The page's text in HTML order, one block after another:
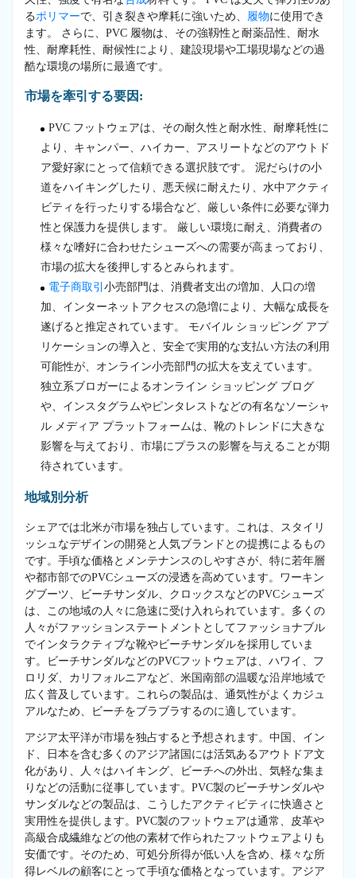
る ポリマーで、引き裂きや摩耗に強いため、 履物に使用でき
ます。 さらに、PVC 履物は、その強靱性と耐薬品性、耐水
性、耐摩耗性、耐候性により、建設現場や工場現場などの過
酷な環境の場所に最適です。
市場を牽引する要因:
PVC フットウェアは、その耐久性と耐水性、耐摩耗性に
より、キャンパー、ハイカー、アスリートなどのアウトド
ア愛好家にとって信頼できる選択肢です。 泥だらけの小
道をハイキングしたり、悪天候に耐えたり、水中アクティ
ビティを行ったりする場合など、厳しい条件に必要な弾力
性と保護力を提供します。 厳しい環境に耐え、消費者の
様々な嗜好に合わせたシューズへの需要が高まっており、
市場の拡大を後押しするとみられます。
電子商取引 小売部門は、消費者支出の増加、人口の増
加、インターネットアクセスの急増により、大幅な成長を
遂げると推定されています。 モバイル ショッピング アプ
リケーションの導入と、安全で実用的な支払い方法の利用
可能性が、オンライン小売部門の拡大を支えています。
独立系ブロガーによるオンライン ショッピング ブログ
や、インスタグラムやピンタレストなどの有名なソーシャ
ル メディア プラットフォームは、靴のトレンドに大きな
影響を与えており、市場にプラスの影響を与えることが期
待されています。
地域別分析
シェアでは北米が市場を独占しています。これは、スタイリ
ッシュなデザインの開発と人気ブランドとの提携によるもの
です。手頃な価格とメンテナンスのしやすさが、特に若年層
や都市部でのPVCシューズの浸透を高めています。ワーキン
グブーツ、ビーチサンダル、クロックスなどのPVCシューズ
は、この地域の人々に急速に受け入れられています。多くの
人々がファッションステートメントとしてファッショナブル
でインタラクティブな靴やビーチサンダルを採用していま
す。ビーチサンダルなどのPVCフットウェアは、ハワイ、フ
ロリダ、カリフォルニアなど、米国南部の温暖な沿岸地域で
広く普及しています。これらの製品は、通気性がよくカジュ
アルなため、ビーチをブラブラするのに適しています。
アジア太平洋が市場を独占すると予想されます。中国、イン
ド、日本を含む多くのアジア諸国には活気あるアウトドア文
化があり、人々はハイキング、ビーチへの外出、気軽な集ま
りなどの活動に従事しています。PVC製のビーチサンダルや
サンダルなどの製品は、こうしたアクティビティに快適さと
実用性を提供します。PVC製のフットウェアは通常、皮革や
高級合成繊維などの他の素材で作られたフットウェアよりも
安価です。そのため、可処分所得が低い人を含め、様々な所
得レベルの顧客にとって手頃な価格となっています。アジア